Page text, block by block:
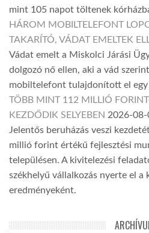
mint 105 napot töltenek
HÁROM MOBILTELEFONT
TAKARÍTÓ, VÁDAT EMELTEK
Vádat emelt a Miskolci Járási
dolgozó nő ellen, aki a vád
mobiltelefont tulajdonított el egy
TÖBB MINT 112 MILLIÓ
KEZDŐDIK SELYEBEN 2026-08-
Jelentős beruházás veszi
millió forint értékű fejlesztési
településen. A kivitelezési
székhelyű vállalkozás nyerte el a
eredményeként.